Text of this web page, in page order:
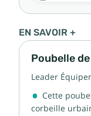
EN SAVOIR +
Poubelle
Leader
Cette
corbeille